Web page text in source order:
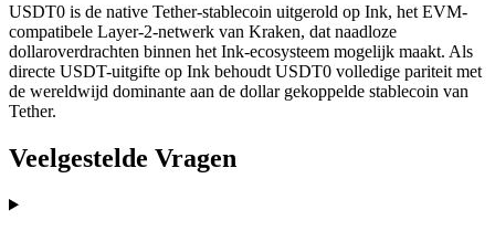
USDT0 is de native Tether-stablecoin uitgerold op Ink, het EVM-
compatibele Layer-2-netwerk van Kraken, dat naadloze
dollaroverdrachten binnen het Ink-ecosysteem mogelijk maakt. Als
directe USDT-uitgifte op Ink behoudt USDT0 volledige pariteit met
de wereldwijd dominante aan de dollar gekoppelde stablecoin van
Tether.
Veelgestelde Vragen